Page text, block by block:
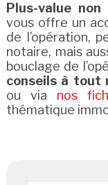
Plus-value
vous offre un
de l’opération,
notaire, mais
bouclage de
conseils à tout
ou via nos
thématique